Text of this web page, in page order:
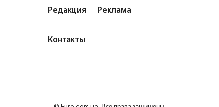
Редакция Реклама
Контакты